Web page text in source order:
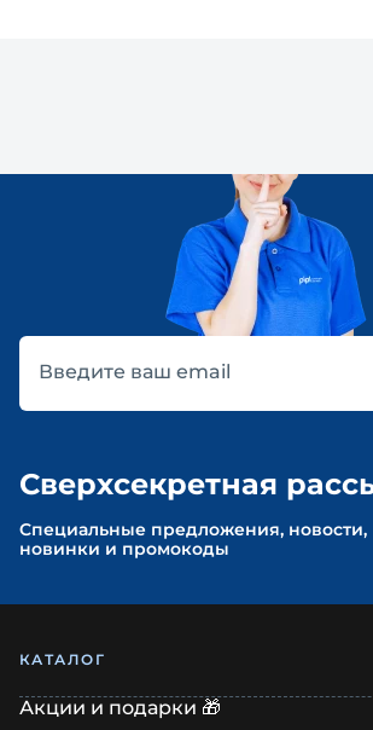
Введите ваш email
Сверхсекретная
Cпециальные предложения, новости,
новинки и промокоды
КАТАЛОГ
Акции и подарки 🎁